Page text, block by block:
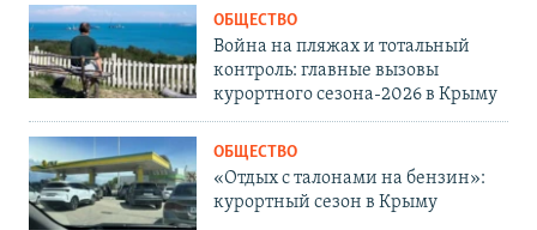
ОБЩЕСТВО
Война на пляжах и тотальный
контроль: главные вызовы
курортного сезона-2026 в Крыму
ОБЩЕСТВО
«Отдых с талонами на бензин»:
курортный сезон в Крыму